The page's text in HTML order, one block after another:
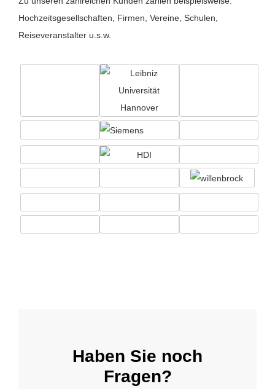
Hochzeitsgesellschaften, Firmen, Vereine, Schulen,
Reiseveranstalter u.s.w.
Haben Sie noch
Fragen?